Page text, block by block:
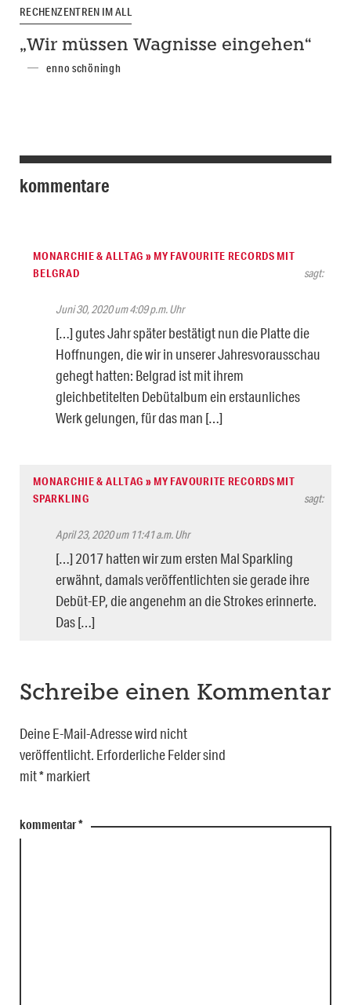
RECHENZENTREN IM ALL
„Wir müssen Wagnisse eingehen“
enno schöningh
kommentare
MONARCHIE & ALLTAG » MY FAVOURITE RECORDS MIT
BELGRAD
sagt:
Juni 30, 2020 um 4:09 p.m. Uhr
[…] gutes Jahr später bestätigt nun die Platte die
Hoffnungen, die wir in unserer Jahresvorausschau
gehegt hatten: Belgrad ist mit ihrem
gleichbetitelten Debütalbum ein erstaunliches
Werk gelungen, für das man […]
MONARCHIE & ALLTAG » MY FAVOURITE RECORDS MIT
SPARKLING
sagt:
April 23, 2020 um 11:41 a.m. Uhr
[…] 2017 hatten wir zum ersten Mal Sparkling
erwähnt, damals veröffentlichten sie gerade ihre
Debüt-EP, die angenehm an die Strokes erinnerte.
Das […]
Schreibe einen Kommentar
Deine E-Mail-Adresse wird nicht
veröffentlicht. Erforderliche Felder sind
mit*markiert
kommentar*